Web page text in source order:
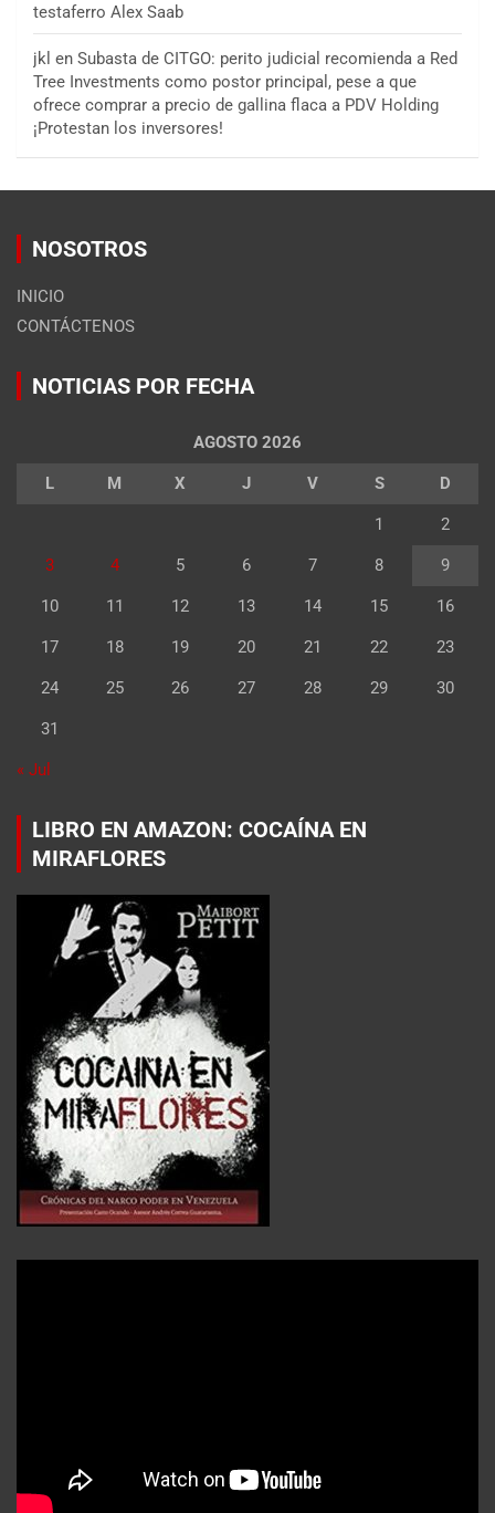
testaferro Alex Saab
jkl en Subasta de CITGO: perito judicial recomienda a Red
Tree Investments como postor principal, pese a que
ofrece comprar a precio de gallina flaca a PDV Holding
¡Protestan los inversores!
NOSOTROS
INICIO
CONTÁCTENOS
NOTICIAS POR FECHA
AGOSTO 2026
L M X J V S D
1 2
3 4 5 6 7 8 9
10 11 12 13 14 15 16
17 18 19 20 21 22 23
24 25 26 27 28 29 30
31
« Jul
LIBRO EN AMAZON: COCAÍNA EN
MIRAFLORES